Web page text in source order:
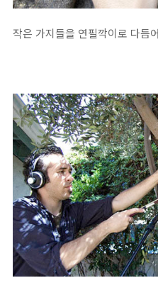
작은 가지들을 연필깍이로 다듬